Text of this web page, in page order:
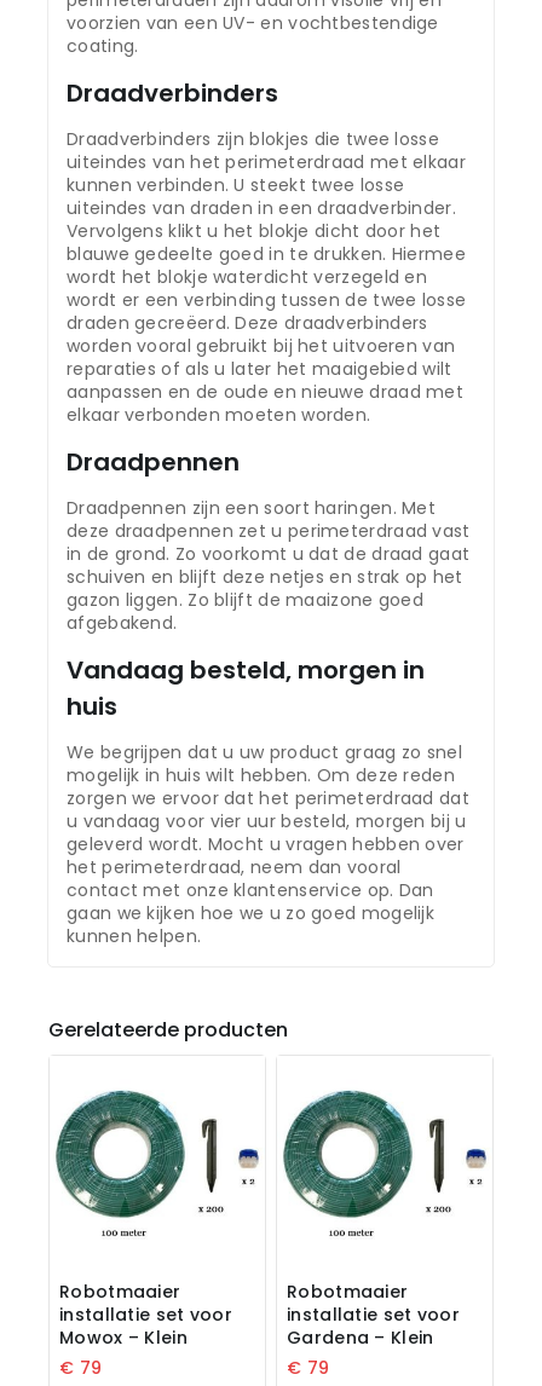
voorzien van een UV- en vochtbestendige
coating.
Draadverbinders
Draadverbinders zijn blokjes die twee losse
uiteindes van het perimeterdraad met elkaar
kunnen verbinden. U steekt twee losse
uiteindes van draden in een draadverbinder.
Vervolgens klikt u het blokje dicht door het
blauwe gedeelte goed in te drukken. Hiermee
wordt het blokje waterdicht verzegeld en
wordt er een verbinding tussen de twee losse
draden gecreëerd. Deze draadverbinders
worden vooral gebruikt bij het uitvoeren van
reparaties of als u later het maaigebied wilt
aanpassen en de oude en nieuwe draad met
elkaar verbonden moeten worden.
Draadpennen
Draadpennen zijn een soort haringen. Met
deze draadpennen zet u perimeterdraad vast
in de grond. Zo voorkomt u dat de draad gaat
schuiven en blijft deze netjes en strak op het
gazon liggen. Zo blijft de maaizone goed
afgebakend.
Vandaag besteld, morgen in
huis
We begrijpen dat u uw product graag zo snel
mogelijk in huis wilt hebben. Om deze reden
zorgen we ervoor dat het perimeterdraad dat
u vandaag voor vier uur besteld, morgen bij u
geleverd wordt. Mocht u vragen hebben over
het perimeterdraad, neem dan vooral
contact met onze klantenservice op. Dan
gaan we kijken hoe we u zo goed mogelijk
kunnen helpen.
Gerelateerde producten
Robotmaaier
installatie set voor
Mowox – Klein
€ 79
Robotmaaier
installatie set voor
Gardena – Klein
€ 79